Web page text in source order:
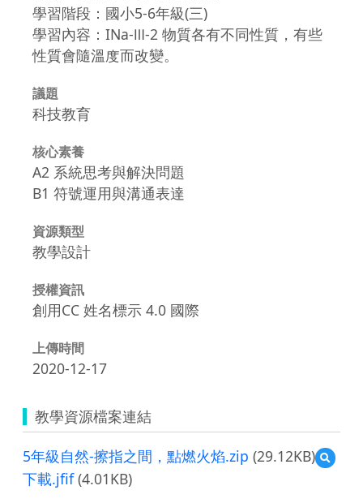
學習階段：國小5-6年級(三)
學習內容：INa-Ⅲ-2 物質各有不同性質，有些
性質會隨溫度而改變。
議題
科技教育
核心素養
A2 系統思考與解決問題
B1 符號運用與溝通表達
資源類型
教學設計
授權資訊
創用CC 姓名標示 4.0 國際
上傳時間
2020-12-17
教學資源檔案連結
5年級自然-擦指之間，點燃火焰.zip (29.12KB)
預
覽
下載.jfif(4.01KB)